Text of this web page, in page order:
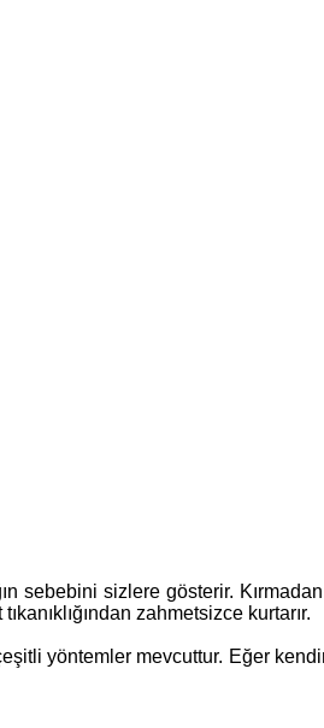
sebebini sizlere gösterir.
zahmetsizce kurtarır.
yöntemler mevcuttur. Eğer